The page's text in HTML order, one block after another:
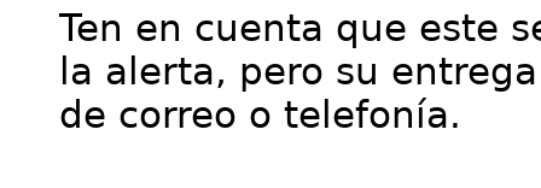
Ten en cuenta que este
la alerta, pero su
de correo o telefonía.